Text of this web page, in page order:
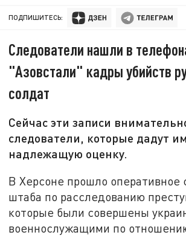
ПОДПИШИТЕСЬ:
Следователи нашли в
"Азовстали" кадры убийств
солдат
Сейчас эти записи
следователи, которые дадут им
надлежащую оценку.
В Херсоне прошло оперативное
штаба по расследованию
которые были совершены
военнослужащими по